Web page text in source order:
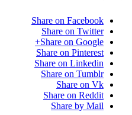
Share on Facebook
Share on Twitter
Share on Google+
Share on Pinterest
Share on Linkedin
Share on Tumblr
Share on Vk
Share on Reddit
Share by Mail